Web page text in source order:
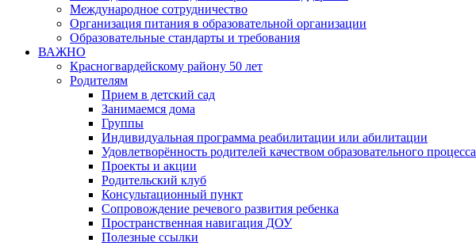
Международное сотрудничество
Организация питания в образовательной организации
Образовательные стандарты и требования
ВАЖНО
Красногвардейскому району 50 лет
Родителям
Прием в детский сад
Занимаемся дома
Группы
Индивидуальная программа реабилитации или абилитации
Удовлетворённость родителей качеством образовательного процесса
Проекты и акции
Родительский клуб
Консультационный пункт
Сопровождение речевого развития ребенка
Пространственная навигация ДОУ
Полезные ссылки